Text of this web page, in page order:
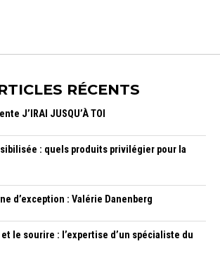
RÉCENTS
J’IRAI JUSQU’À TOI
: quels produits privilégier pour la
d’exception : Valérie Danenberg
le sourire : l’expertise d’un spécialiste du